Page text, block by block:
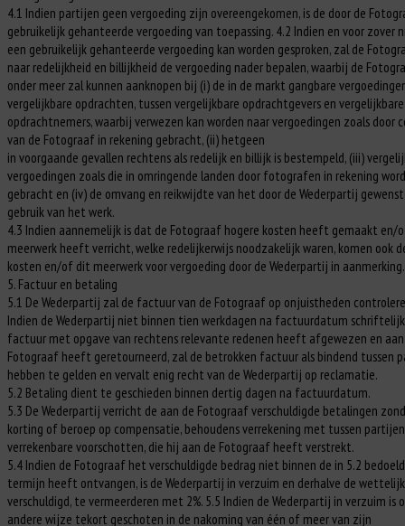
4.1 Indien partijen geen vergoeding zijn overeengekomen, is de door de
gebruikelijk gehanteerde vergoeding van toepassing. 4.2 Indien en voor zover
een gebruikelijk gehanteerde vergoeding kan worden gesproken, zal de
naar redelijkheid en billijkheid de vergoeding nader bepalen, waarbij de
onder meer zal kunnen aanknopen bij (i) de in de markt gangbare
vergelijkbare opdrachten, tussen vergelijkbare opdrachtgevers en vergelijkbare
opdrachtnemers, waarbij verwezen kan worden naar vergoedingen zoals door
van de Fotograaf in rekening gebracht, (ii) hetgeen
in voorgaande gevallen rechtens als redelijk en billijk is bestempeld, (iii)
vergoedingen zoals die in omringende landen door fotografen in rekening
gebracht en (iv) de omvang en reikwijdte van het door de Wederpartij
gebruik van het werk.
4.3 Indien aannemelijk is dat de Fotograaf hogere kosten heeft gemaakt en/
meerwerk heeft verricht, welke redelijkerwijs noodzakelijk waren, komen ook
kosten en/of dit meerwerk voor vergoeding door de Wederpartij in aanmerking.
5. Factuur en betaling
5.1 De Wederpartij zal de factuur van de Fotograaf op onjuistheden
Indien de Wederpartij niet binnen tien werkdagen na factuurdatum
factuur met opgave van rechtens relevante redenen heeft afgewezen en
Fotograaf heeft geretourneerd, zal de betrokken factuur als bindend tussen
hebben te gelden en vervalt enig recht van de Wederpartij op reclamatie.
5.2 Betaling dient te geschieden binnen dertig dagen na factuurdatum.
5.3 De Wederpartij verricht de aan de Fotograaf verschuldigde betalingen
korting of beroep op compensatie, behoudens verrekening met tussen
verrekenbare voorschotten, die hij aan de Fotograaf heeft verstrekt.
5.4 Indien de Fotograaf het verschuldigde bedrag niet binnen de in 5.2
termijn heeft ontvangen, is de Wederpartij in verzuim en derhalve de
verschuldigd, te vermeerderen met 2%. 5.5 Indien de Wederpartij in verzuim is
andere wijze tekort geschoten in de nakoming van één of meer van zijn